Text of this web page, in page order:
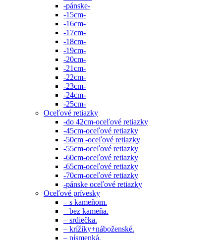
-pánske-
-15cm-
-16cm-
-17cm-
-18cm-
-19cm-
-20cm-
-21cm-
-22cm-
-23cm-
-24cm-
-25cm-
Oceľové retiazky
-do 42cm-oceľové retiazky
-45cm-oceľové retiazky
-50cm -oceľové retiazky
-55cm-oceľové retiazky
-60cm-oceľové retiazky
-65cm-oceľové retiazky
-70cm-oceľové retiazky
-pánske oceľové retiazky
Oceľové prívesky
– s kameňom.
– bez kameňa.
– srdiečka.
– krížiky+náboženské.
– písmenká.